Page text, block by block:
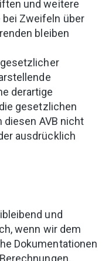
und weitere
Zweifeln über
bleiben
derartige
gesetzlichen
AVB nicht
ausdrücklich
und
wenn wir dem
Dokumentationen